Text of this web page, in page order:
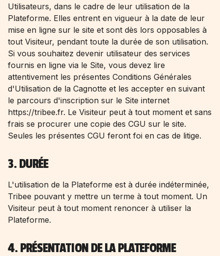
Utilisateurs, dans le cadre de leur utilisation de la
Plateforme. Elles entrent en vigueur à la date de leur
mise en ligne sur le site et sont dès lors opposables à
tout Visiteur, pendant toute la durée de son utilisation.
Si vous souhaitez devenir utilisateur des services
fournis en ligne via le Site, vous devez lire
attentivement les présentes Conditions Générales
d'Utilisation de la Cagnotte et les accepter en suivant
le parcours d'inscription sur le Site internet
https://tribee.fr. Le Visiteur peut à tout moment et sans
frais se procurer une copie des CGU sur le site.
Seules les présentes CGU feront foi en cas de litige.
3. DURÉE
L'utilisation de la Plateforme est à durée indéterminée,
Tribee pouvant y mettre un terme à tout moment. Un
Visiteur peut à tout moment renoncer à utiliser la
Plateforme.
4. PRÉSENTATION DE LA PLATEFORME